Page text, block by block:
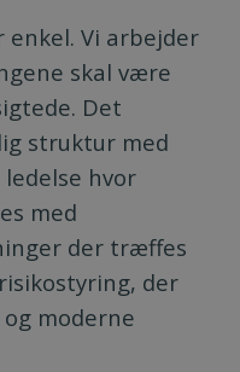
Vi arbejder
skal være
Det
struktur med
hvor
med
der træffes
der
moderne